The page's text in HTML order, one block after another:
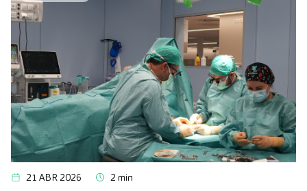
21 ABR 2026 2 min